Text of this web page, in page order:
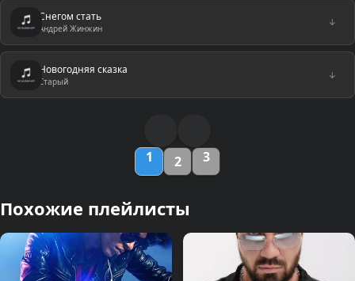
Снегом стать
Андрей Жинжин
↓
Новогодняя сказка
Старый
↓
1 2 3
Похожие плейлисты